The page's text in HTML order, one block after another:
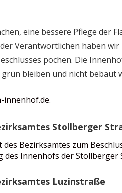
eine bessere Pflege der
Verantwortlichen haben wir
pochen. Die
bleiben und nicht bebaut
innenhof.de.
Stollberger
des Bezirksamtes zum
des Innenhofs der Stollberger
Luzinstraße